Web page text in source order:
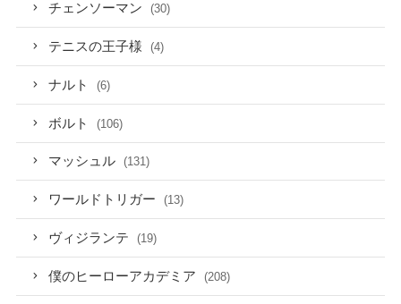
チェンソーマン (30)
テニスの王子様 (4)
ナルト (6)
ボルト (106)
マッシュル (131)
ワールドトリガー (13)
ヴィジランテ (19)
僕のヒーローアカデミア (208)